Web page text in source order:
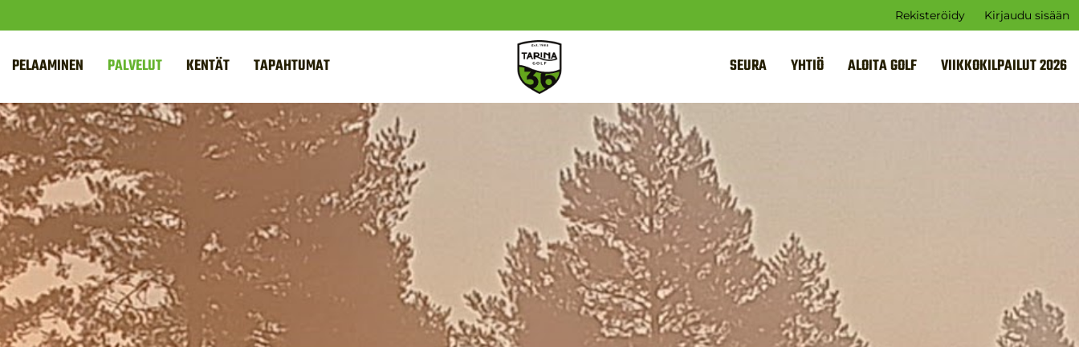
Rekisteröidy Kirjaudu sisään
PELAAMINEN PALVELUT KENTÄT TAPAHTUMAT SEURA YHTIÖ ALOITA GOLF VIIKKOKILPAILUT 2026